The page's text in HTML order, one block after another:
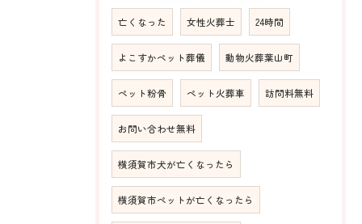
亡くなった 女性火葬士 24時間
よこすかペット葬儀 動物火葬葉山町
ペット粉骨 ペット火葬車 訪問料無料
お問い合わせ無料
横須賀市犬が亡くなったら
横須賀市ペットが亡くなったら